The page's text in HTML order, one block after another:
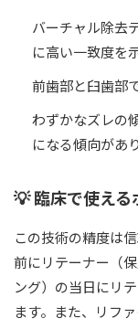
バーチャル除去
に高い一致度を
前歯部と臼歯部
わずかなズレの
になる傾向があ
💡 臨床で使える
この技術の精度は
前にリテーナー（
ング）の当日にリ
ます。また、リフ